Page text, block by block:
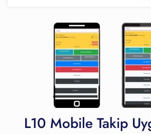
L10 Mobile Takip